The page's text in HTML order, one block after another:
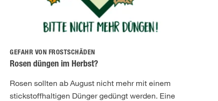
GEFAHR VON FROSTSCHÄDEN
Rosen düngen im Herbst?
Rosen sollten ab August nicht mehr mit einem
stickstoffhaltigen Dünger gedüngt werden. Eine